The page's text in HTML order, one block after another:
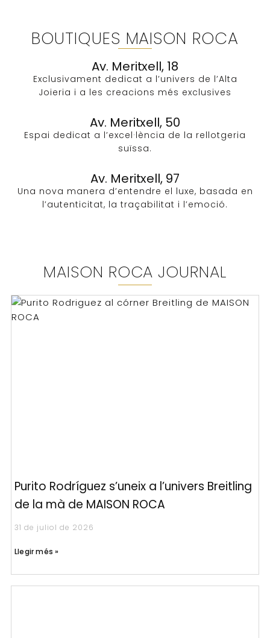
BOUTIQUES MAISON ROCA
Av. Meritxell, 18
Exclusivament dedicat a l’univers de l’Alta
Joieria i a les creacions més exclusives​
Av. Meritxell, 50
Espai dedicat a l’excel·lència de la rellotgeria
suïssa.
Av. Meritxell, 97
Una nova manera d’entendre el luxe, basada en
l’autenticitat, la traçabilitat i l’emoció.
MAISON ROCA JOURNAL
Purito Rodríguez s’uneix a l’univers Breitling
de la mà de MAISON ROCA
31 de juliol de 2026
Llegir més »